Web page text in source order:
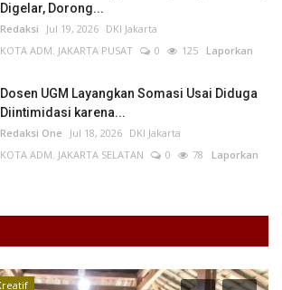
Digelar, Dorong...
Redaksi Jul 19, 2026 DKI Jakarta
KOTA ADM. JAKARTA PUSAT
0 125 Laporkan
Dosen UGM Layangkan Somasi Usai Diduga
Diintimidasi karena...
Redaksi One Jul 18, 2026 DKI Jakarta
KOTA ADM. JAKARTA SELATAN
0 78 Laporkan